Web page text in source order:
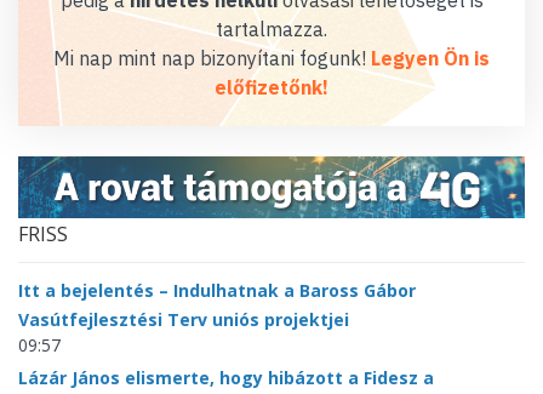
tartalmazza.
Mi nap mint nap bizonyítani fogunk! Legyen Ön is
előfizetőnk!
FRISS
Itt a bejelentés – Indulhatnak a Baross Gábor
Vasútfejlesztési Terv uniós projektjei
09:57
Lázár János elismerte, hogy hibázott a Fidesz a